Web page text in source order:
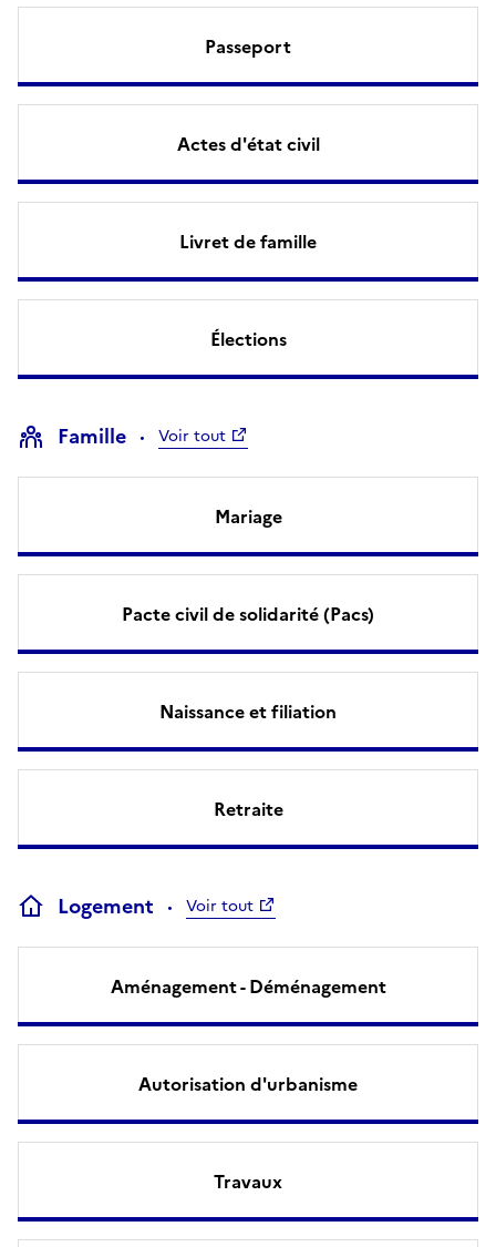
Passeport
Actes d'état civil
Livret de famille
Élections
Famille Voir tout
Mariage
Pacte civil de solidarité (Pacs)
Naissance et filiation
Retraite
Logement Voir tout
Aménagement - Déménagement
Autorisation d'urbanisme
Travaux